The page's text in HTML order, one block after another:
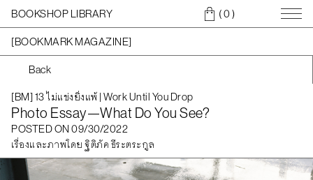
BOOKSHOP LIBRARY ( 0)
[BOOKMARK MAGAZINE]
Back
[BM] 13 ไม่แข่งยิ่งแพ้ | Work Until You Drop
Photo Essay—What Do You See?
POSTED ON 09/30/2022
เรื่องและภาพโดย ฐิติภัค ธีระตระกูล